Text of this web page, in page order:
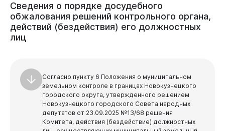
Сведения о порядке досудебного
обжалования решений контрольного органа,
действий (бездействия) его должностных
лиц
Согласно пункту 6 Положения о муниципальном
земельном контроле в границах Новокузнецкого
городского округа, утвержденного решением
Новокузнецкого городского Совета народных
депутатов от 23.09.2025 №13/68 решения
Комитета, действия (бездействие) должностных